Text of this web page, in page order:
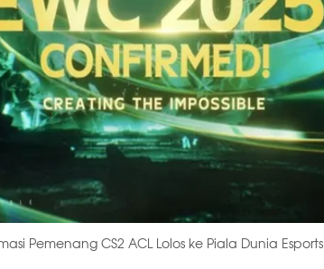
Pemenang CS2 ACL Lolos ke Piala Dunia Esports